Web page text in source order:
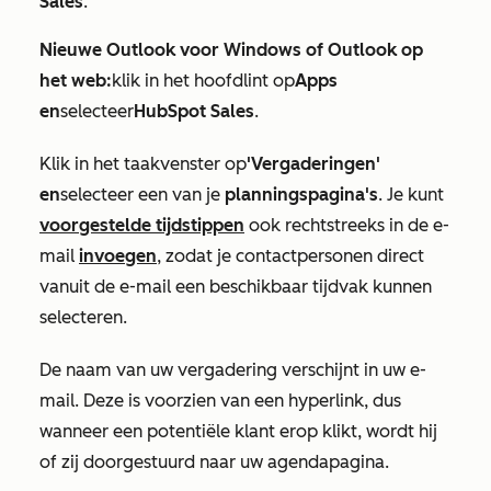
Nieuwe Outlook voor Windows of Outlook op
het web:klik in het hoofdlint opApps
enselecteerHubSpot Sales.
Klik in het taakvenster op'Vergaderingen'
enselecteer een van je planningspagina's. Je kunt
voorgestelde tijdstippen ook rechtstreeks in de e-
mail invoegen, zodat je contactpersonen direct
vanuit de e-mail een beschikbaar tijdvak kunnen
selecteren.
De naam van uw vergadering verschijnt in uw e-
mail. Deze is voorzien van een hyperlink, dus
wanneer een potentiële klant erop klikt, wordt hij
of zij doorgestuurd naar uw agendapagina.